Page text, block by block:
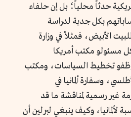
حدثاً محلياً؛ بل إن حلفاء
بكل جدية لدراسة
الأبيض، فمثلاً في وزارة
مسئولو مكتب أمريكا
تخطيط السياسات، ومكتب
وسفارة ألمانيا في
غير رسمية لمناقشة ما قد
لألمانيا، وكيف ينبغي لبرلين أن